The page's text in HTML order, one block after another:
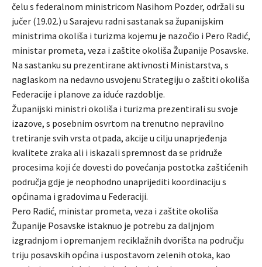
čelu s federalnom ministricom Nasihom Pozder, održali su
jučer (19.02.) u Sarajevu radni sastanak sa županijskim
ministrima okoliša i turizma kojemu je nazočio i Pero Radić,
ministar prometa, veza i zaštite okoliša Županije Posavske.
Na sastanku su prezentirane aktivnosti Ministarstva, s
naglaskom na nedavno usvojenu Strategiju o zaštiti okoliša
Federacije i planove za iduće razdoblje.
Županijski ministri okoliša i turizma prezentirali su svoje
izazove, s posebnim osvrtom na trenutno nepravilno
tretiranje svih vrsta otpada, akcije u cilju unaprjeđenja
kvalitete zraka ali i iskazali spremnost da se pridruže
procesima koji će dovesti do povećanja postotka zaštićenih
područja gdje je neophodno unaprijediti koordinaciju s
općinama i gradovima u Federaciji.
Pero Radić, ministar prometa, veza i zaštite okoliša
Županije Posavske istaknuo je potrebu za daljnjom
izgradnjom i opremanjem reciklažnih dvorišta na području
triju posavskih općina i uspostavom zelenih otoka, kao